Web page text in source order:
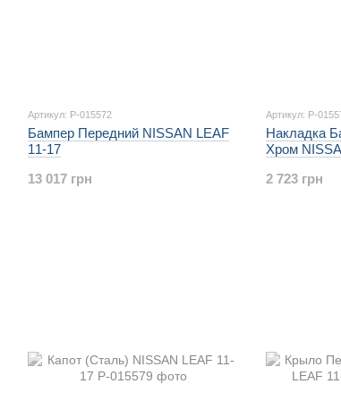
Артикул: P-015572
Бампер Передний NISSAN LEAF
11-17
13 017 грн
Артикул: P-
Накладка
Хром
2 723 грн